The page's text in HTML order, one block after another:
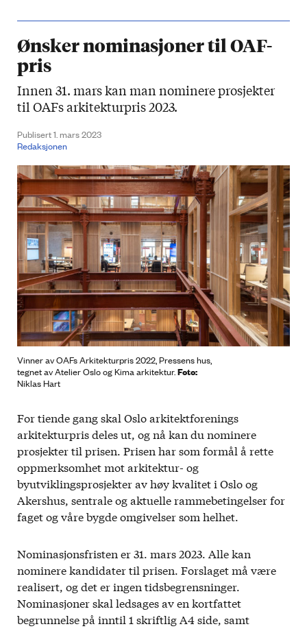
Ønsker nominasjoner til OAF-
pris
Innen 31. mars kan man nominere prosjekter
til OAFs arkitekturpris 2023.
Publisert 1. mars 2023
Redaksjonen
Vinner av OAFs Arkitekturpris 2022, Pressens hus,
tegnet av Atelier Oslo og Kima arkitektur.Foto:
Niklas Hart
For tiende gang skal Oslo arkitektforenings
arkitekturpris deles ut, og nå kan du nominere
prosjekter til prisen. Prisen har som formål å rette
oppmerksomhet mot arkitektur- og
byutviklingsprosjekter av høy kvalitet i Oslo og
Akershus, sentrale og aktuelle rammebetingelser for
faget og våre bygde omgivelser som helhet.
Nominasjonsfristen er 31. mars 2023. Alle kan
nominere kandidater til prisen. Forslaget må være
realisert, og det er ingen tidsbegrensninger.
Nominasjoner skal ledsages av en kortfattet
begrunnelse på inntil 1 skriftlig A4 side, samt